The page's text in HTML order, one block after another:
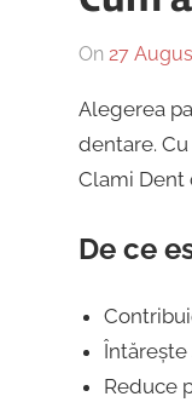
On 27
Alegerea
dentare.
Clami Dent
De ce
Reduce